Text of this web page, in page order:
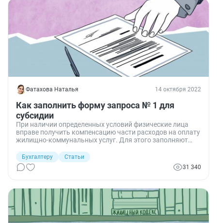
Фатахова Наталья 14 октября 2022
Как заполнить форму запроса № 1 для
субсидии
При наличии определенных условий физические лица
вправе получить компенсацию части расходов на оплату
жилищно-коммунальных услуг. Для этого заполняют
законодательством формы нет, но бухгалтерия компании
обязана выдать справку, подтверждающую доходы
физических лиц.
Бухгалтеру
Статьи
31 340